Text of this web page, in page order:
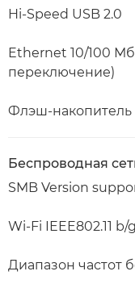
Hi-Speed USB 2.0
Ethernet 10/100
переключение)
Флэш-накопитель
Беспроводная
SMB Version
Wi-Fi IEEE802.11 b/
Диапазон частот